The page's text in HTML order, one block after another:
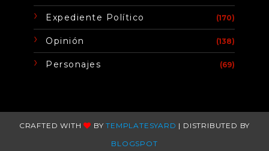
Expediente Político (170)
Opinión (138)
Personajes (69)
CRAFTED WITH BYTEMPLATESYARD | DISTRIBUTED BY
BLOGSPOT